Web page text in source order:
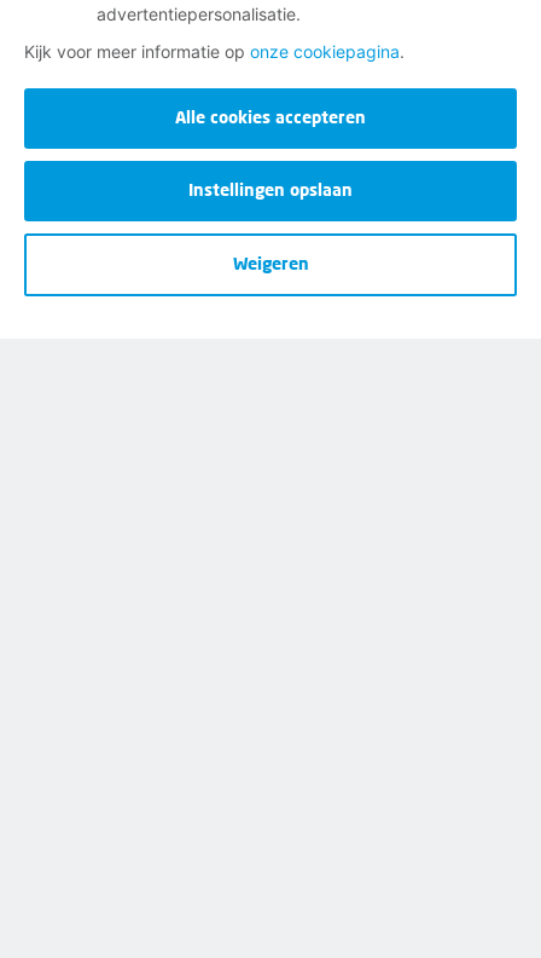
advertentiepersonalisatie.
Kijk voor meer informatie op onze cookiepagina.
Alle cookies accepteren
Instellingen opslaan
Weigeren